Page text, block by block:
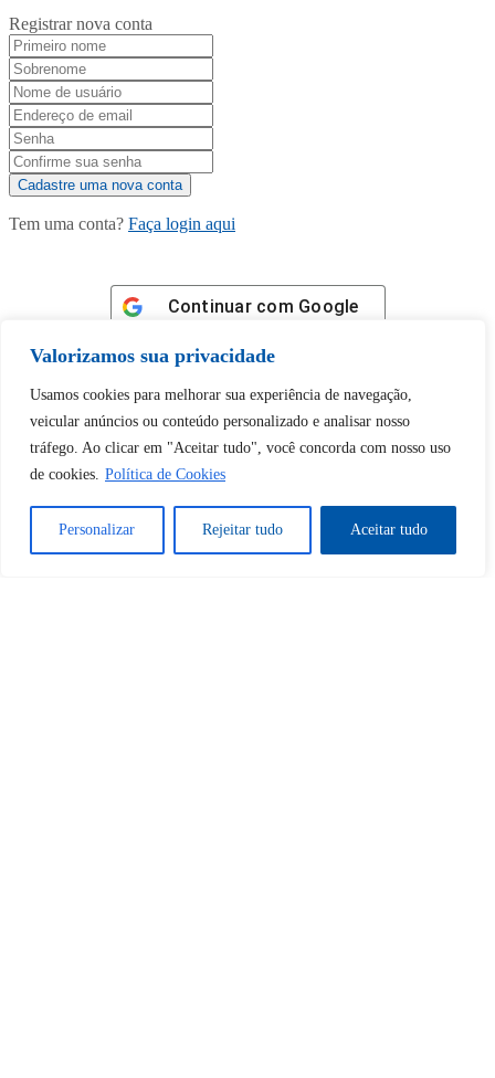
Valorizamos sua privacidade
Usamos cookies para melhorar sua experiência de navegação,
veicular anúncios ou conteúdo personalizado e analisar nosso
tráfego. Ao clicar em "Aceitar tudo", você concorda com nosso uso
de cookies. Política de Cookies
Personalizar Rejeitar tudo Aceitar tudo
Registrar nova conta
Tem uma conta? Faça login aqui
Continuar com Google
Tem certeza de que deseja
desbloquear esta publicação?
Desbloquear esquerda : 0